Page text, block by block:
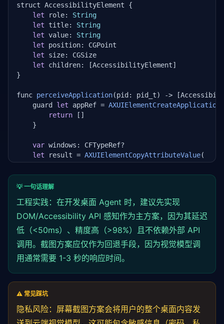
visible: el.offsetParent !==
                    rect: el.getBoundingClientRect()
                }));
            }
        """
)
return {"source"
        screenshot = page.screenshot(
type="jpeg",
        b64 = base64.b64encode(screenshot).decode()
        response =
            messages=[{
"role": "user",
                    {
"type": "text", "text": "描述这
                    {
            }]
        )
return
{"source" : "vision", "analysis"
def perceive(self, page, prefer_dom: bool =
"""混合感知：优先 DOM，失败则回退到视觉模型"""
if prefer_dom:
.perceive_via_dom(page)
self.last_perception = result
struct AccessibilityElement {
let role: String
let title: String
let value: String
let position: CGPoint
let size: CGSize
let children: [AccessibilityElement]
}
func perceiveApplication(pid: pid_t) ->
    guard
let appRef = AXUIElementCreateApplication
return []
    }
var windows: CFTypeRef?
let result = AXUIElementCopyAttributeValue(
        appRef,
        kAXWindowsAttribute
as CFString,
        &windows
    guard result == .success,
let windowArray =
return
[]
    }
var elements: [AccessibilityElement] = []
if let root = traverseAXElement(window) {
        }
    }
return elements
💡 一句话理解
工程实践：在开发桌面 Agent 时，建议先实现
DOM/Accessibility API 感知作为主方案，因为其延迟
低（<50ms）、精度高（>98%）且不依赖外部 API
调用。截图方案应仅作为回退手段，因为视觉模型调
用通常需要 1-3 秒的响应时间。
⚠️ 常见踩坑
隐私风险：屏幕截图方案会将用户的整个桌面内容发